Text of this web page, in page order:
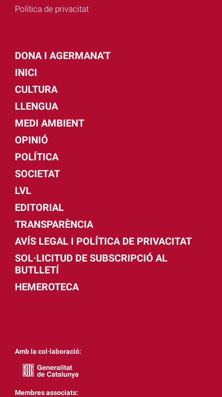
Política de privacitat
DONA I AGERMANA'T
INICI
CULTURA
LLENGUA
MEDI AMBIENT
OPINIÓ
POLÍTICA
SOCIETAT
LVL
EDITORIAL
TRANSPARÈNCIA
AVÍS LEGAL I POLÍTICA DE PRIVACITAT
SOL·LICITUD DE SUBSCRIPCIÓ AL
BUTLLETÍ
HEMEROTECA
Amb la col·laboració:
Membres associats: